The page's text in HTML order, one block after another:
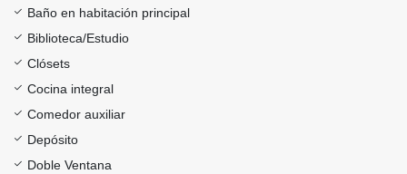
Baño en habitación principal
Biblioteca/Estudio
Clósets
Cocina integral
Comedor auxiliar
Depósito
Doble Ventana